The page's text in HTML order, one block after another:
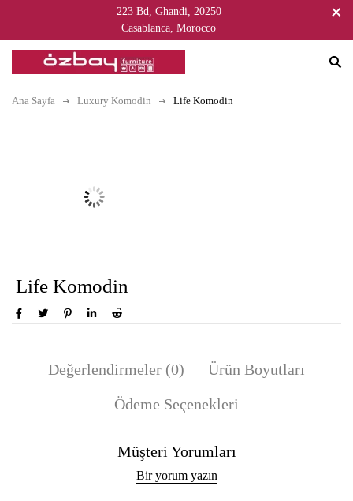
223 Bd, Ghandi, 20250
Casablanca, Morocco
Ana Sayfa Luxury Komodin Life Komodin
Life Komodin
Değerlendirmeler (0)
Ürün Boyutları
Ödeme Seçenekleri
Müşteri Yorumları
Bir yorum yazın